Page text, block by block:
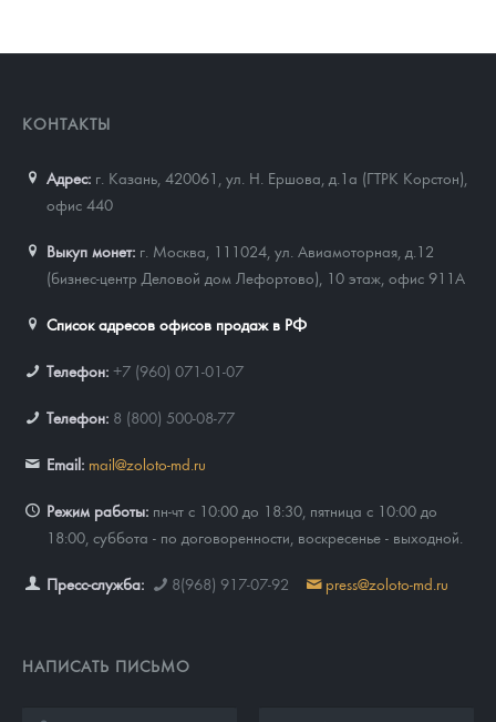
КОНТАКТЫ
Адрес: г. Казань, 420061 ул. Н. Ершова, д.1а (ГТРК Корстон),
офис 440
Выкуп монет: г. Москва, 111024, ул. Авиамоторная, д.12
(бизнес-центр Деловой дом Лефортово), 10 этаж, офис 911А
Список адресов офисов продаж в РФ
Телефон: +7 (960) 071-01-07
Телефон: 8 (800) 500-08-77
Email: mail@zoloto-md.ru
Режим работы: пн-чт с 10:00 до 18:30, пятница с 10:00 до
18:00, суббота - по договоренности, воскресенье - выходной.
Пресс-служба: 8(968) 917-07-92 press@zoloto-md.ru
НАПИСАТЬ ПИСЬМО